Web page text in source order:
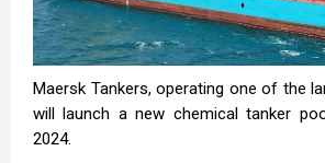
Maersk Tankers, operating one of the
will launch a new chemical tanker
2024.